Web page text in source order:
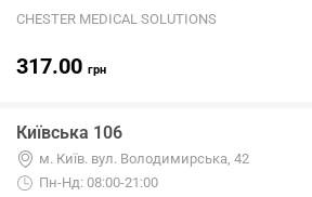
CHESTER MEDICAL SOLUTIONS
317.00 грн
Київська 106
м. Київ. вул. Володимирська, 42
Пн-Нд: 08:00-21:00